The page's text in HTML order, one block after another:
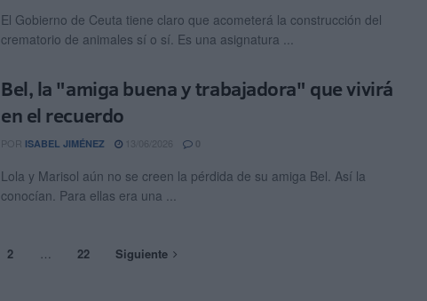
El Gobierno de Ceuta tiene claro que acometerá la construcción del
crematorio de animales sí o sí. Es una asignatura ...
Bel, la "amiga buena y trabajadora" que vivirá
en el recuerdo
POR ISABEL JIMÉNEZ 0
Lola y Marisol aún no se creen la pérdida de su amiga Bel. Así la
conocían. Para ellas era una ...
2 … 22 Siguiente